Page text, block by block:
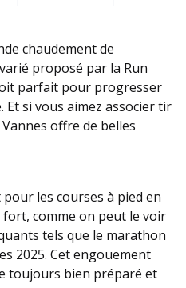
chaudement de
proposé par la Run
parfait pour progresser
si vous aimez associer tir
offre de belles
pour les courses à pied en
fort, comme on peut le voir
tels que le marathon
2025. Cet engouement
toujours bien préparé et